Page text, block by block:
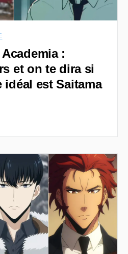
:
et on te dira si
idéal est Saitama